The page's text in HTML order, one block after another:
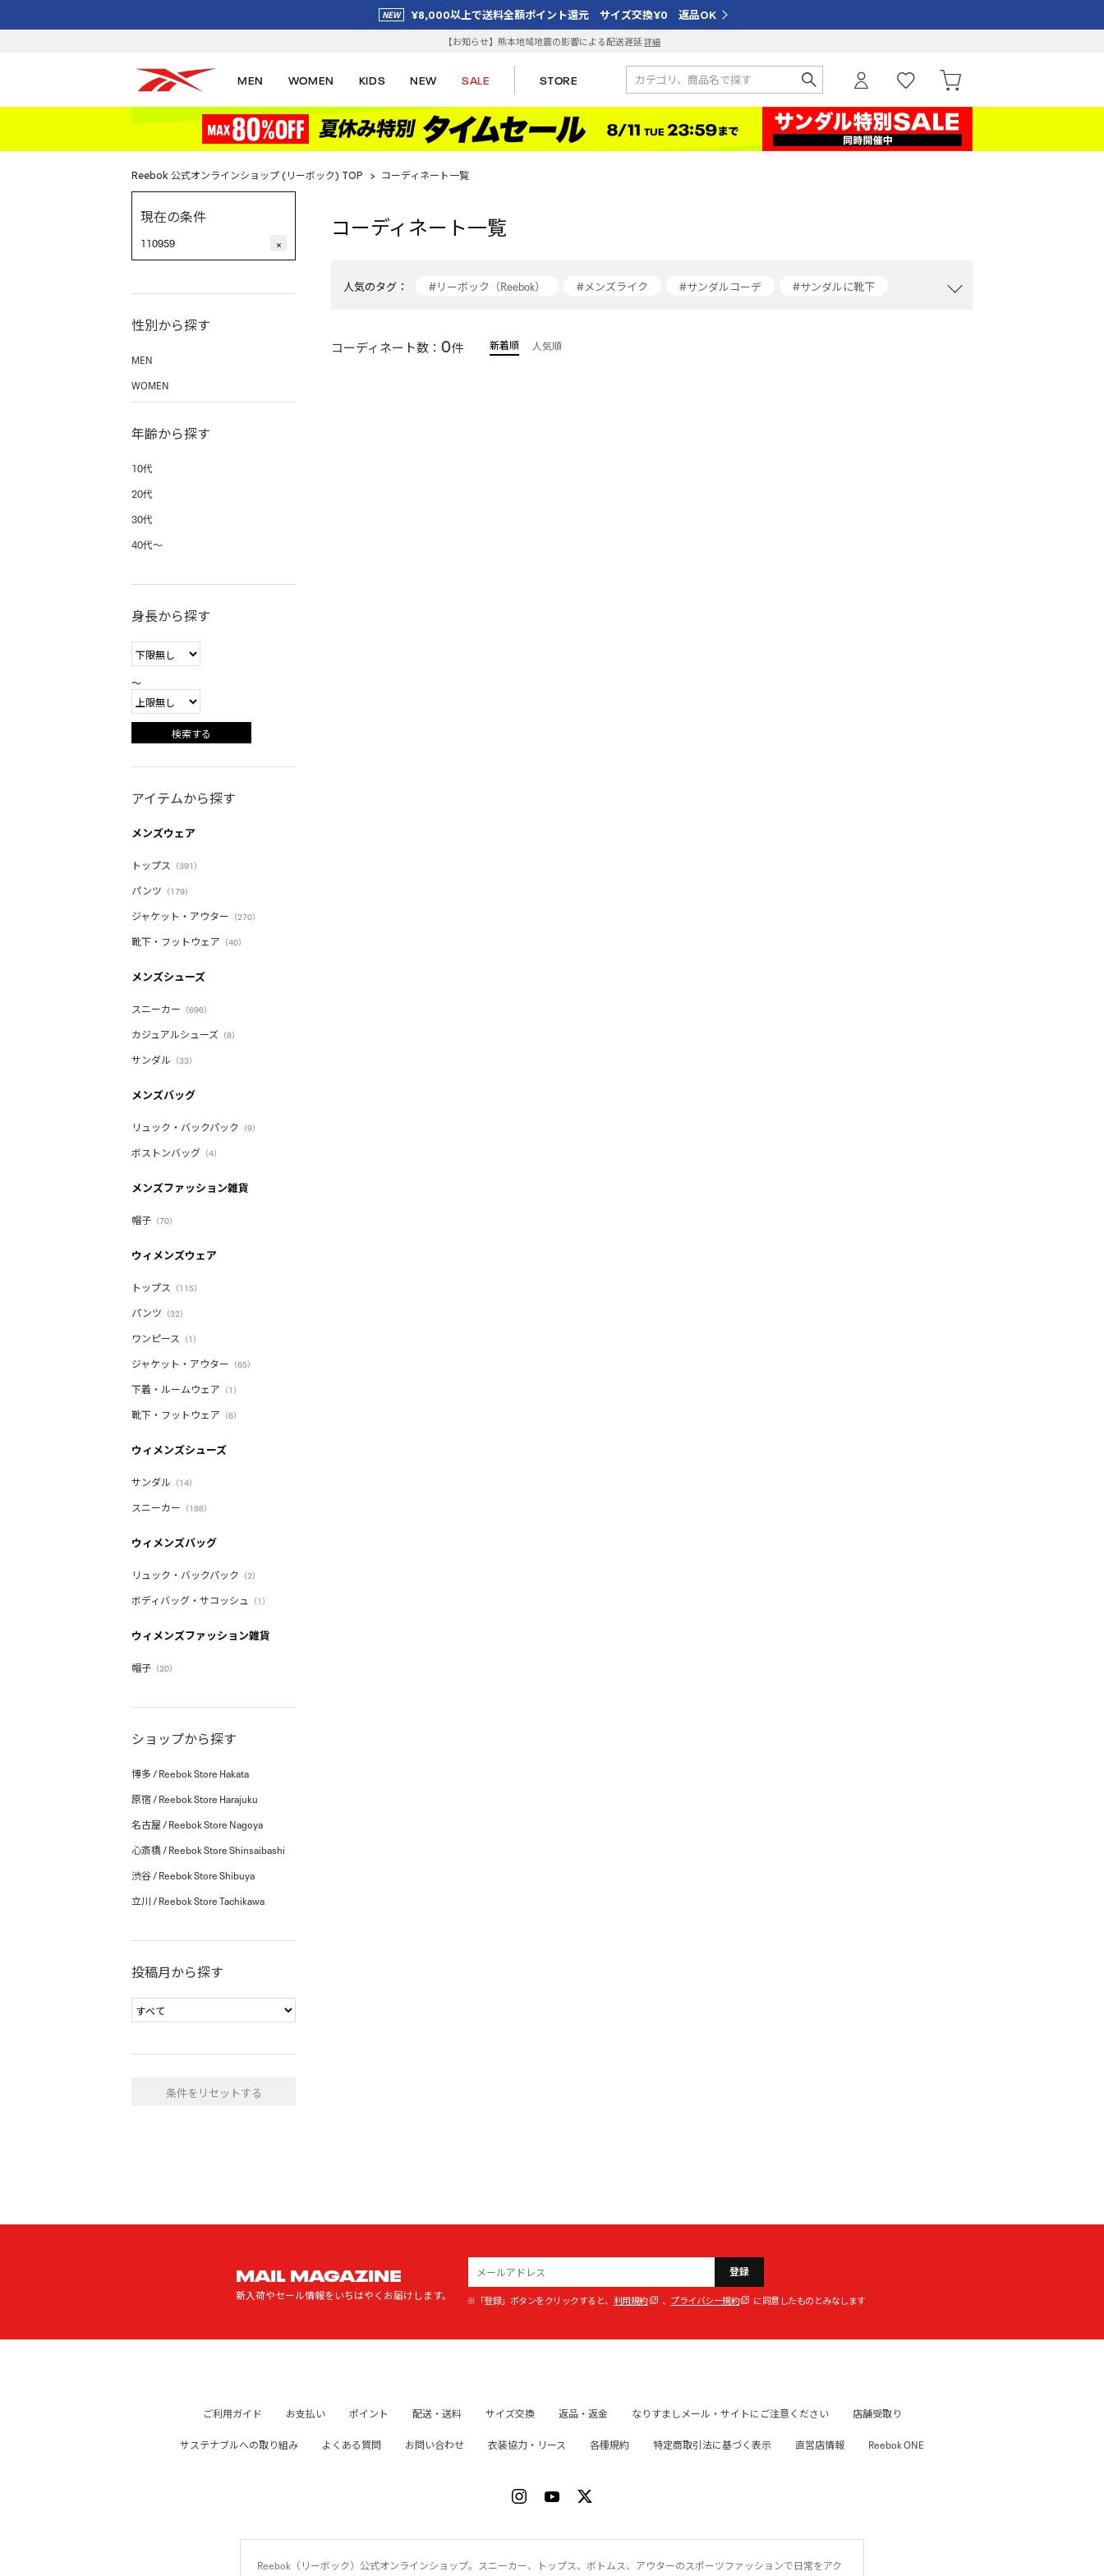
¥8,000以上で送料全額ポイント還元 サイズ交換¥0 返品OK
【お知らせ】熊本地域地震の影響による配送遅延詳細
MEN WOMEN KIDS NEW SALE STORE
Reebok 公式オンラインショップ (リーボック) TOP > コーディネート一覧
現在の条件
110959 ×
性別から探す
MEN
WOMEN
年齢から探す
10代
20代
30代
40代〜
身長から探す
〜
アイテムから探す
メンズウェア
トップス （391）
パンツ （179）
ジャケット・アウター （270）
靴下・フットウェア （40）
メンズシューズ
スニーカー （696）
カジュアルシューズ （8）
サンダル （33）
メンズバッグ
リュック・バックパック （9）
ボストンバッグ （4）
メンズファッション雑貨
帽子 （70）
ウィメンズウェア
トップス （115）
パンツ （32）
ワンピース （1）
ジャケット・アウター （65）
下着・ルームウェア （1）
靴下・フットウェア （6）
ウィメンズシューズ
サンダル （14）
スニーカー （188）
ウィメンズバッグ
リュック・バックパック （2）
ボディバッグ・サコッシュ （1）
ウィメンズファッション雑貨
帽子 （20）
ショップから探す
博多 / Reebok Store Hakata
原宿 / Reebok Store Harajuku
名古屋 / Reebok Store Nagoya
心斎橋 / Reebok Store Shinsaibashi
渋谷 / Reebok Store Shibuya
立川 / Reebok Store Tachikawa
投稿月から探す
条件をリセットする
コーディネート一覧
人気のタグ： #リーボック（Reebok） #メンズライク #サンダルコーデ
#サンダルに靴下
コーディネート数： 0件 新着順 人気順
MAIL MAGAZINE
新入荷やセール情報をいちはやくお届けします。
登録
※「登録」ボタンをクリックすると、 利用規約 、 プライバシー規約 に同意したものとみなします
ご利用ガイド お支払い ポイント 配送・送料 サイズ交換 返品・返金 なりすましメール・サイトにご注意ください 店舗受取り
サステナブルへの取り組み よくある質問 お問い合わせ 衣装協力・リース 各種規約 特定商取引法に基づく表示 直営店情報 Reebok ONE
Reebok（リーボック）公式オンラインショップ。スニーカー、トップス、ボトムス、アウターのスポーツファッションで日常をアク